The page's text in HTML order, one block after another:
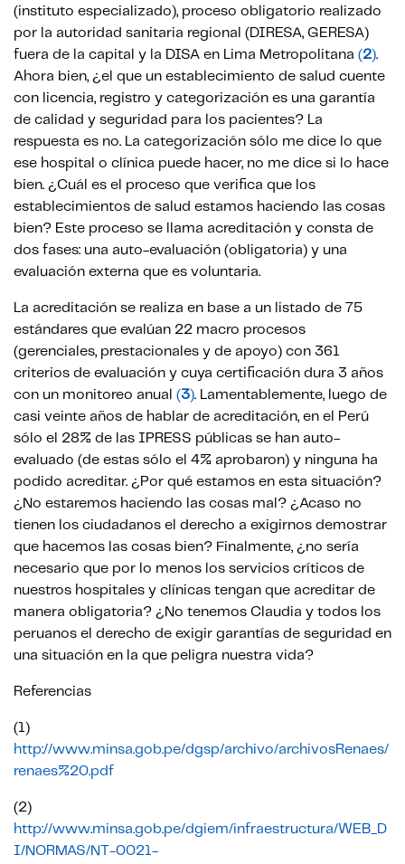
(instituto especializado), proceso obligatorio realizado
por la autoridad sanitaria regional (DIRESA, GERESA)
fuera de la capital y la DISA en Lima Metropolitana (2).
Ahora bien, ¿el que un establecimiento de salud cuente
con licencia, registro y categorización es una garantía
de calidad y seguridad para los pacientes? La
respuesta es no. La categorización sólo me dice lo que
ese hospital o clínica puede hacer, no me dice si lo hace
bien. ¿Cuál es el proceso que verifica que los
establecimientos de salud estamos haciendo las cosas
bien? Este proceso se llama acreditación y consta de
dos fases: una auto-evaluación (obligatoria) y una
evaluación externa que es voluntaria.
La acreditación se realiza en base a un listado de 75
estándares que evalúan 22 macro procesos
(gerenciales, prestacionales y de apoyo) con 361
criterios de evaluación y cuya certificación dura 3 años
con un monitoreo anual (3). Lamentablemente, luego de
casi veinte años de hablar de acreditación, en el Perú
sólo el 28% de las IPRESS públicas se han auto-
evaluado (de estas sólo el 4% aprobaron) y ninguna ha
podido acreditar. ¿Por qué estamos en esta situación?
¿No estaremos haciendo las cosas mal? ¿Acaso no
tienen los ciudadanos el derecho a exigirnos demostrar
que hacemos las cosas bien? Finalmente, ¿no sería
necesario que por lo menos los servicios críticos de
nuestros hospitales y clínicas tengan que acreditar de
manera obligatoria? ¿No tenemos Claudia y todos los
peruanos el derecho de exigir garantías de seguridad en
una situación en la que peligra nuestra vida?
Referencias
(1)
http://www.minsa.gob.pe/dgsp/archivo/archivosRenaes/
renaes%20.pdf
(2)
http://www.minsa.gob.pe/dgiem/infraestructura/WEB_D
I/NORMAS/NT-0021-